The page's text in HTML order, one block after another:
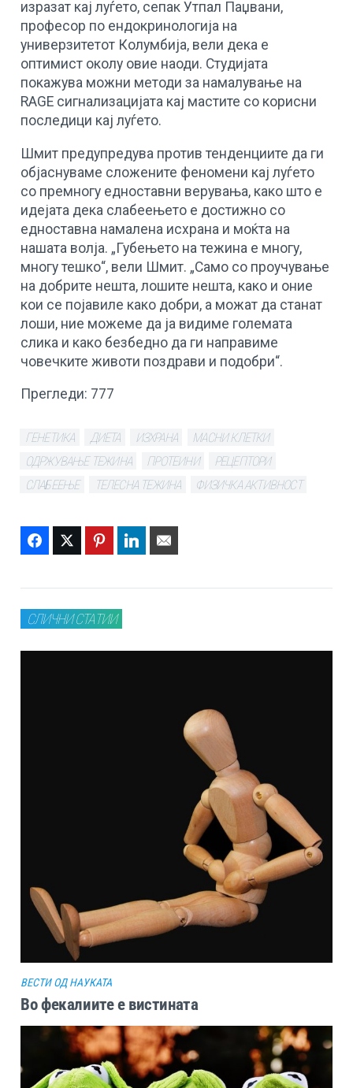
изразат кај луѓето, сепак Утпал Паџвани,
професор по ендокринологија на
универзитетот Колумбија, вели дека е
оптимист околу овие наоди. Студијата
покажува можни методи за намалување на
RAGE сигнализацијата кај мастите со корисни
последици кај луѓето.
Шмит предупредува против тенденциите да ги
објаснуваме сложените феномени кај луѓето
со премногу едноставни верувања, како што е
идејата дека слабеењето е достижно со
едноставна намалена исхрана и моќта на
нашата волја. „Губењето на тежина е многу,
многу тешко“, вели Шмит. „Само со проучување
на добрите нешта, лошите нешта, како и оние
кои се појавиле како добри, а можат да станат
лоши, ние можеме да ја видиме големата
слика и како безбедно да ги направиме
човечките животи поздрави и подобри“.
Прегледи: 777
ГЕНЕТИКА ДИЕТА ИЗХРАНА
МАСНИ КЛЕТКИ
ОДРЖУВАЊЕ ТЕЖИНА
ПРОТЕИНИ
РЕЦЕПТОРИ
СЛАБЕЕЊЕ
ТЕЛЕСНА ТЕЖИНА ФИЗИЧКА АКТИВНОСТ
FacebookTwitter PinterestLinkedIn
СЛИЧНИ СТАТИИ
ВЕСТИ ОД НАУКАТА
Во фекалиите е вистината